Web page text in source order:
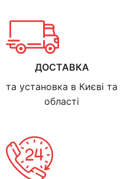
ДОСТАВКА
та установка в Києві та
області